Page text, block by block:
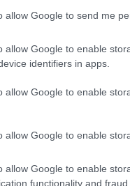
allow Google to send me
allow Google to enable
identifiers in apps.
allow Google to enable
allow Google to enable
allow Google to enable
functionality and
ribatte la
“
la loro verità
è solo quella di
, direttore dello
sbatte i pugni sul
lei si tace e fa
degli altri.
ci viene a